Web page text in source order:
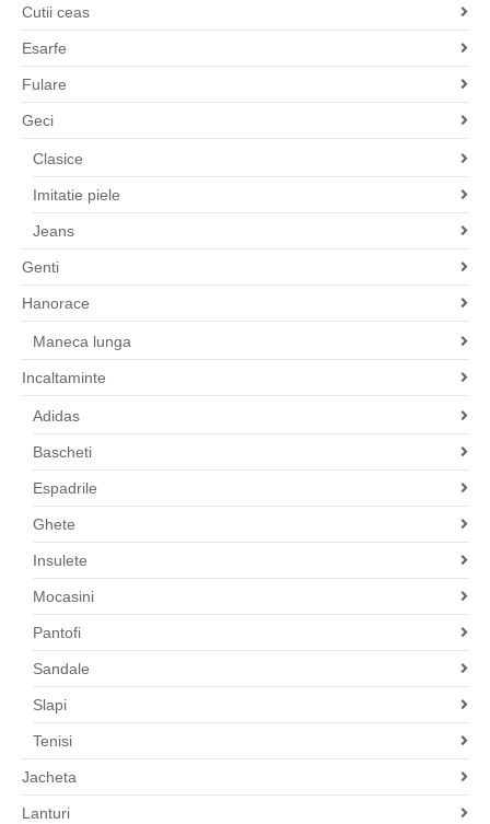
Cutii ceas
Esarfe
Fulare
Geci
Clasice
Imitatie piele
Jeans
Genti
Hanorace
Maneca lunga
Incaltaminte
Adidas
Bascheti
Espadrile
Ghete
Insulete
Mocasini
Pantofi
Sandale
Slapi
Tenisi
Jacheta
Lanturi